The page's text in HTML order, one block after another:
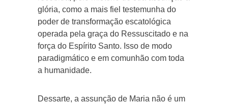
glória, como a mais fiel testemunha do
poder de transformação escatológica
operada pela graça do Ressuscitado e na
força do Espírito Santo. Isso de modo
paradigmático e em comunhão com toda
a humanidade.
Dessarte, a assunção de Maria não é um